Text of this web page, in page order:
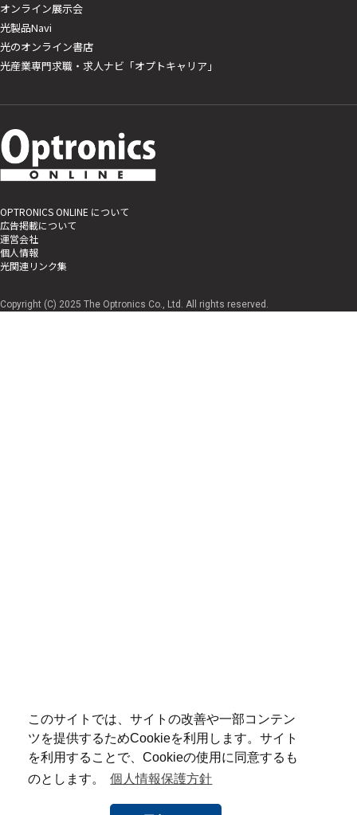
このサイトでは、サイトの改善や一部コンテン
ツを提供するためCookieを利用します。サイト
を利用することで、Cookieの使用に同意するも
のとします。
個人情報保護方針
オンライン展示会
光製品Navi
光のオンライン書店
光産業専門求職・求人ナビ「オプトキャリア」
OPTRONICS ONLINE について
広告掲載について
運営会社
個人情報
光関連リンク集
Copyright (C) 2025 The Optronics Co., Ltd. All rights reserved.